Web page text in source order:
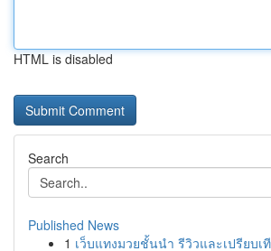
HTML is disabled
Search
Published News
1 เว็บแทงมวยชั้นนำ รีวิวและเปรียบเ